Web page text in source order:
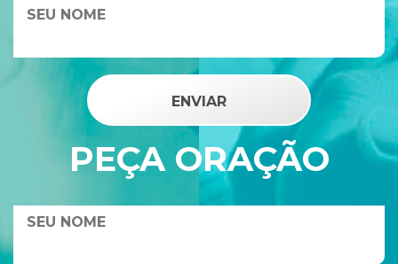
PEÇA ORAÇÃO